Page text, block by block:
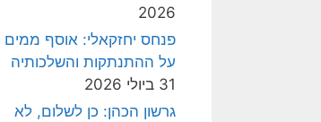
2026
פנחס יחזקאלי: אוסף ממים
על ההתנתקות והשלכותיה
31 ביולי 2026
גרשון הכהן: כן לשלום, לא